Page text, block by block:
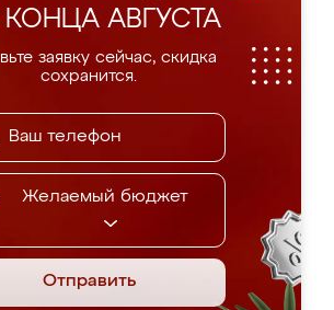
АВГУСТА
заявку сейчас, скидка
сохранится.
Желаемый бюджет
Отправить